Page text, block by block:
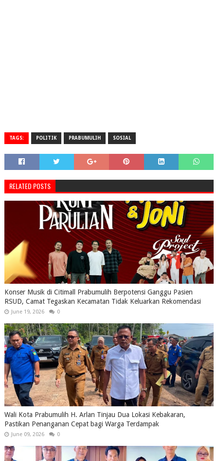
TAGS: POLITIK PRABUMULIH SOSIAL
RELATED POSTS
Konser Musik di Citimall Prabumulih Berpotensi Ganggu Pasien
RSUD, Camat Tegaskan Kecamatan Tidak Keluarkan Rekomendasi
June 19, 2026 0
Wali Kota Prabumulih H. Arlan Tinjau Dua Lokasi Kebakaran,
Pastikan Penanganan Cepat bagi Warga Terdampak
June 09, 2026 0